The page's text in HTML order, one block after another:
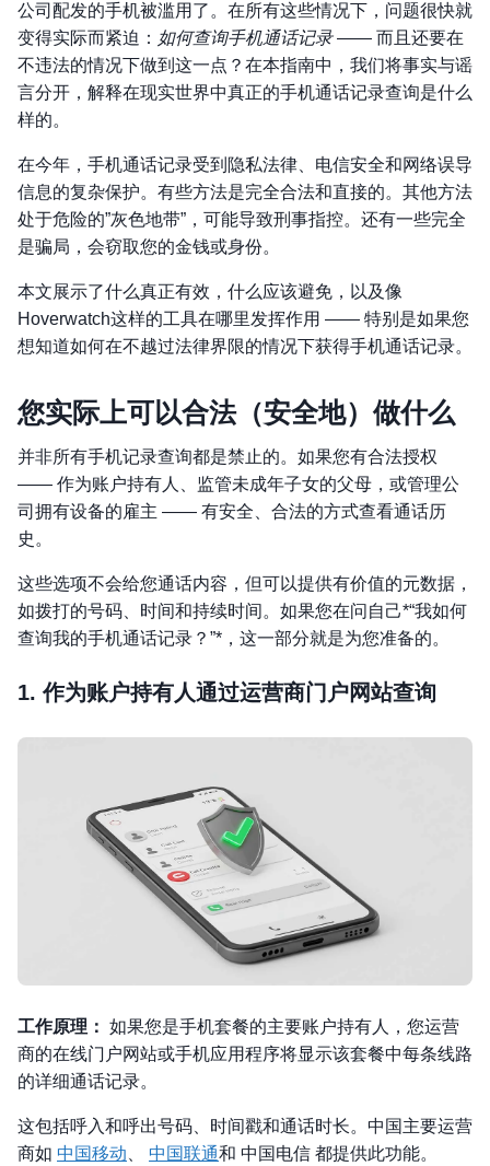
公司配发的手机被滥用了。在所有这些情况下，问题很快就
变得实际而紧迫： 如何查询手机通话记录—— 而且还要在
不违法的情况下做到这一点？在本指南中，我们将事实与谣
言分开，解释在现实世界中真正的手机通话记录查询是什么
样的。
在今年，手机通话记录受到隐私法律、电信安全和网络误导
信息的复杂保护。有些方法是完全合法和直接的。其他方法
处于危险的”灰色地带”，可能导致刑事指控。还有一些完全
是骗局，会窃取您的金钱或身份。
本文展示了什么真正有效，什么应该避免，以及像
Hoverwatch这样的工具在哪里发挥作用 —— 特别是如果您
想知道如何在不越过法律界限的情况下获得手机通话记录。
您实际上可以合法（安全地）做什么
并非所有手机记录查询都是禁止的。如果您有合法授权
—— 作为账户持有人、监管未成年子女的父母，或管理公
司拥有设备的雇主 —— 有安全、合法的方式查看通话历
史。
这些选项不会给您通话内容，但可以提供有价值的元数据，
如拨打的号码、时间和持续时间。如果您在问自己*“我如何
查询我的手机通话记录？”*，这一部分就是为您准备的。
1. 作为账户持有人通过运营商门户网站查询
工作原理： 如果您是手机套餐的主要账户持有人，您运营
商的在线门户网站或手机应用程序将显示该套餐中每条线路
的详细通话记录。
这包括呼入和呼出号码、时间戳和通话时长。中国主要运营
商如 中国移动 中国联通和 中国电信 都提供此功能。